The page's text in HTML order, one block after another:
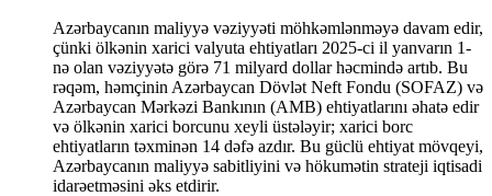
Azərbaycanın maliyyə vəziyyəti möhkəmlənməyə davam edir,
çünki ölkənin xarici valyuta ehtiyatları 2025-ci il yanvarın 1-
nə olan vəziyyətə görə 71 milyard dollar həcmində artıb. Bu
rəqəm, həmçinin Azərbaycan Dövlət Neft Fondu (SOFAZ) və
Azərbaycan Mərkəzi Bankının (AMB) ehtiyatlarını əhatə edir
və ölkənin xarici borcunu xeyli üstələyir; xarici borc
ehtiyatların təxminən 14 dəfə azdır. Bu güclü ehtiyat mövqeyi,
Azərbaycanın maliyyə sabitliyini və hökumətin strateji iqtisadi
idarəetməsini əks etdirir.